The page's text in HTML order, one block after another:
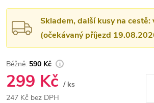
Skladem, další kusy na cestě:
(očekávaný příjezd
590 Kč
299 Kč / ks
247 Kč bez DPH